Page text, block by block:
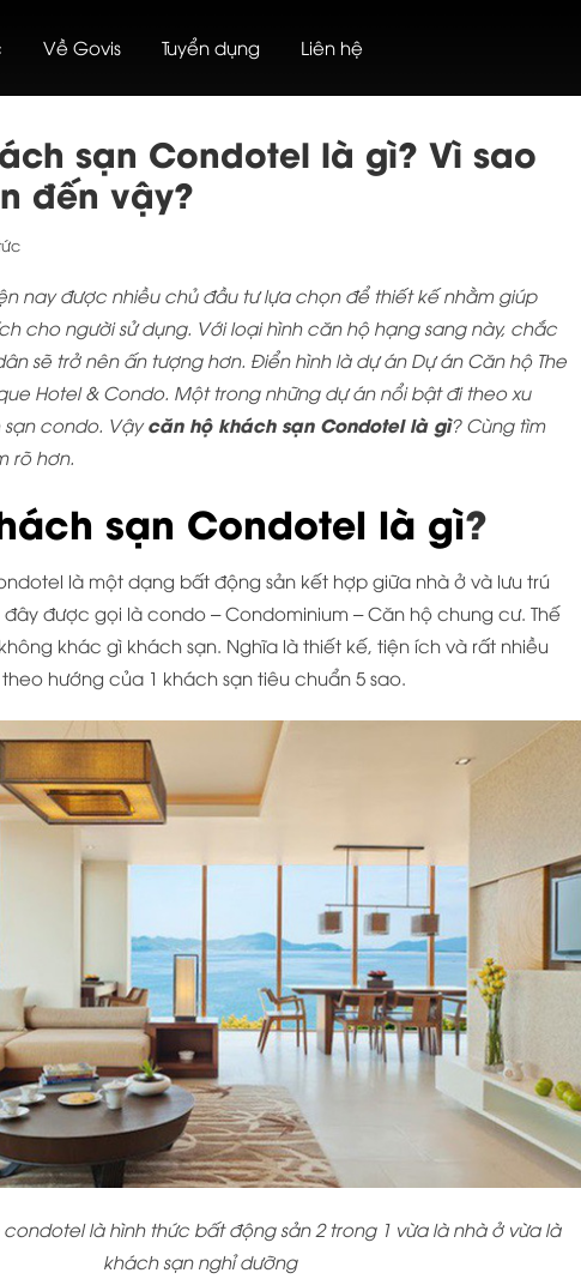
Về Govis Tuyển dụng Liên hệ
sạn Condotel là gì? Vì sao
đến vậy?
nay được nhiều chủ đầu tư lựa chọn để thiết kế nhằm giúp
cho người sử dụng. Với loại hình căn hộ hạng sang này, chắc
sẽ trở nên ấn tượng hơn. Điển hình là dự án Dự án Căn hộ The
Hotel & Condo. Một trong những dự án nổi bật đi theo xu
condo. Vậycăn hộ khách sạn Condotel là gì? Cùng tìm
rõ hơn.
sạn Condotel là gì?
là một dạng bất động sản kết hợp giữa nhà ở và lưu trú
được gọi là condo – Condominium – Căn hộ chung cư. Thế
khác gì khách sạn. Nghĩa là thiết kế, tiện ích và rất nhiều
hướng của 1 khách sạn tiêu chuẩn 5 sao.
là hình thức bất động sản 2 trong 1 vừa là nhà ở vừa là
khách sạn nghỉ dưỡng